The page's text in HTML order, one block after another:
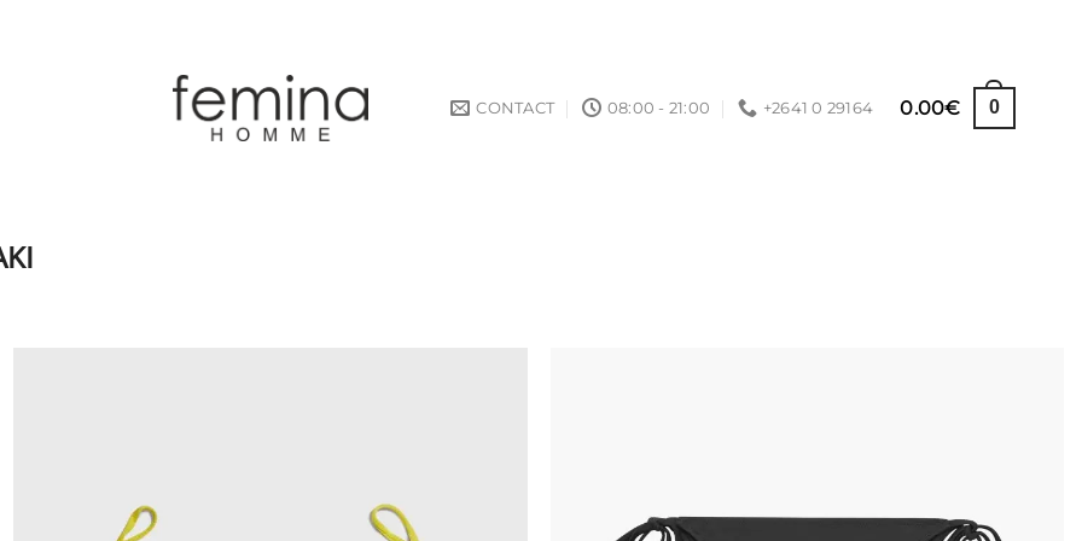
CONTACT 08:00 - 21:00 +2641 0 29164 0.00€ 0